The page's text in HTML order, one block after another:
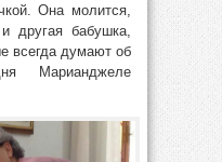
Она молится,
другая бабушка,
всегда думают об
Марианджеле